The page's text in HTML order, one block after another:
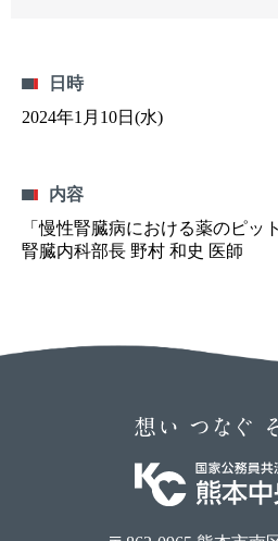
日時
2024年1月10日(水)
内容
「慢性腎臓病における薬のピッ
腎臓内科部長 野村 和史 医師